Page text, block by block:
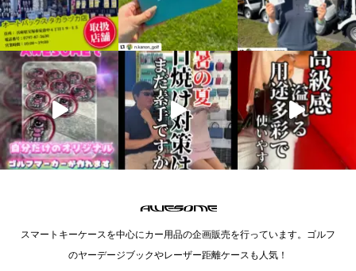
スマートキーケースを中心にカー用品の企画販売を行っています。ゴルフ
のヤーデージブックやレーザー距離ケースも人気！